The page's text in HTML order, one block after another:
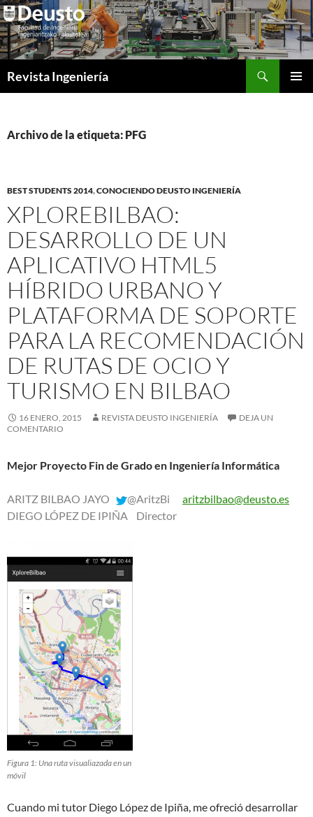
Saltar
al
contenido
Revista Ingeniería
Archivo de la etiqueta: PFG
BEST STUDENTS 2014,CONOCIENDO DEUSTO INGENIERÍA
XPLOREBILBAO:
DESARROLLO DE UN
APLICATIVO HTML5
HÍBRIDO URBANO Y
PLATAFORMA DE SOPORTE
PARA LA RECOMENDACIÓN
DE RUTAS DE OCIO Y
TURISMO EN BILBAO
16 ENERO, 2015 REVISTA DEUSTO INGENIERÍA
DEJA UN
COMENTARIO
Mejor Proyecto Fin de Grado en Ingeniería Informática
ARITZ BILBAO JAYO @AritzBi aritzbilbao@deusto.es
DIEGO LÓPEZ DE IPIÑA Director
Figura 1: Una ruta visualiazada en un
móvil
Cuando mi tutor Diego López de Ipiña, me ofreció desarrollar